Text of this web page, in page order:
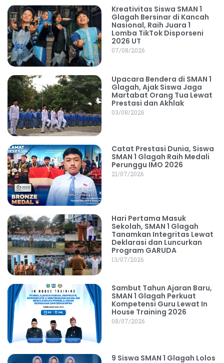
Kreativitas Siswa SMAN 1
Glagah Bersinar di Kancah
Nasional, Raih Juara 1
Lomba TikTok Disporseni
2026 UT
07/08/2026
Upacara Bendera di SMAN 1
Glagah, Ajak Siswa Jaga
Martabat Orang Tua Lewat
Prestasi dan Akhlak
03/08/2026
Catat Prestasi Dunia, Siswa
SMAN 1 Glagah Raih Medali
Perunggu IMO 2026
21/07/2026
Hari Pertama Masuk
Sekolah, SMAN 1 Glagah
Tanamkan Integritas Lewat
Deklarasi dan Luncurkan
Program GARUDA
13/07/2026
Sambut Tahun Ajaran Baru,
SMAN 1 Glagah Perkuat
Kompetensi Guru Lewat In
House Training 2026
08/07/2026
9 Siswa SMAN 1 Glagah Lolos